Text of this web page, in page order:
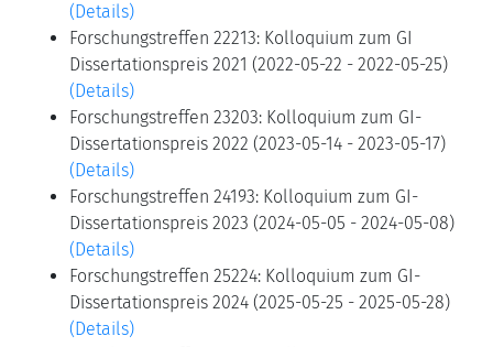
(Details)
Forschungstreffen 22213: Kolloquium zum GI
Dissertationspreis 2021 (2022-05-22 - 2022-05-25)
(Details)
Forschungstreffen 23203: Kolloquium zum GI-
Dissertationspreis 2022 (2023-05-14 - 2023-05-17)
(Details)
Forschungstreffen 24193: Kolloquium zum GI-
Dissertationspreis 2023 (2024-05-05 - 2024-05-08)
(Details)
Forschungstreffen 25224: Kolloquium zum GI-
Dissertationspreis 2024 (2025-05-25 - 2025-05-28)
(Details)